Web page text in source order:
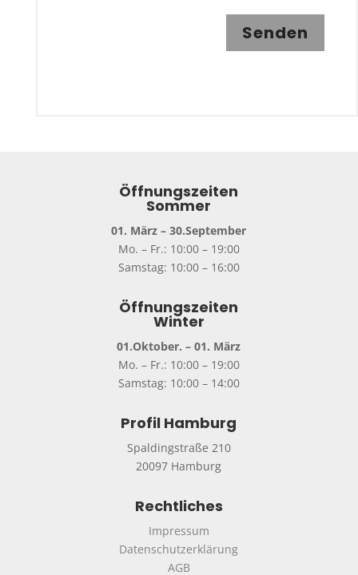
Senden
Öffnungszeiten
Sommer
01. März – 30.September
Mo. – Fr.: 10:00 – 19:00
Samstag: 10:00 – 16:00
Öffnungszeiten
Winter
01.Oktober. – 01. März
Mo. – Fr.: 10:00 – 19:00
Samstag: 10:00 – 14:00
Profil Hamburg
Spaldingstraße 210
20097 Hamburg
Rechtliches
Impressum
Datenschutzerklärung
AGB